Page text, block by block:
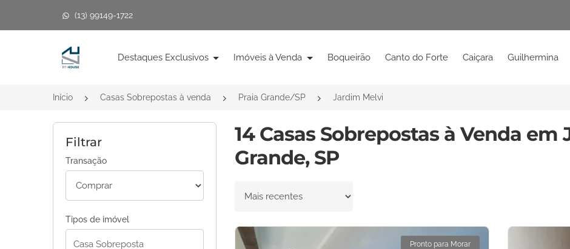
(13) 99149-1722
Página inicial
Destaques Exclusivos Imóveis à Venda Boqueirão Canto do Forte Caiçara Guilhermina
Início Casas Sobrepostas à venda Praia Grande/SP Jardim Melvi
Filtrar
Transação
Tipos de imóvel
14 Casas Sobrepostas à Venda
Grande, SP
Ordenar por
Pronto para Morar